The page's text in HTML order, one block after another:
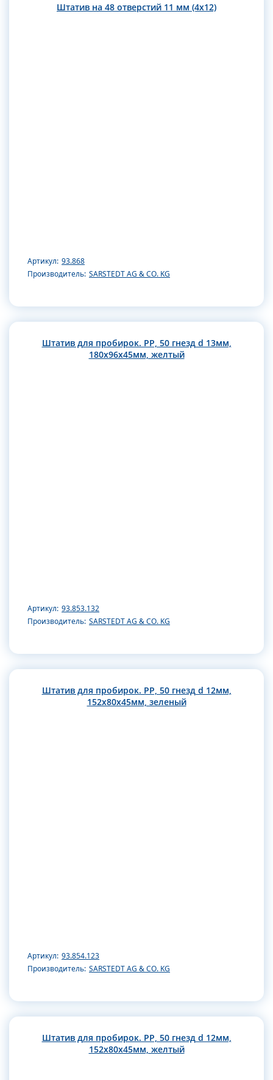
Штатив на 48 отверстий 11 мм (4х12)
Артикул: 93.868
Производитель: SARSTEDT AG & CO. KG
Штатив для пробирок. РР, 50 гнезд d 13мм,
180х96х45мм, желтый
Артикул: 93.853.132
Производитель: SARSTEDT AG & CO. KG
Штатив для пробирок. РР, 50 гнезд d 12мм,
152х80х45мм, зеленый
Артикул: 93.854.123
Производитель: SARSTEDT AG & CO. KG
Штатив для пробирок. РР, 50 гнезд d 12мм,
152х80х45мм, желтый